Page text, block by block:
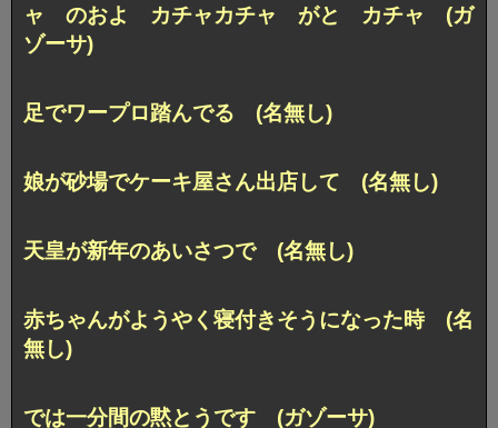
ャ のおよ カチャカチャ がと カチャ (ガ
ゾーサ)
足でワープロ踏んでる (名無し)
娘が砂場でケーキ屋さん出店して (名無し)
天皇が新年のあいさつで (名無し)
赤ちゃんがようやく寝付きそうになった時 (名
無し)
では一分間の黙とうです (ガゾーサ)